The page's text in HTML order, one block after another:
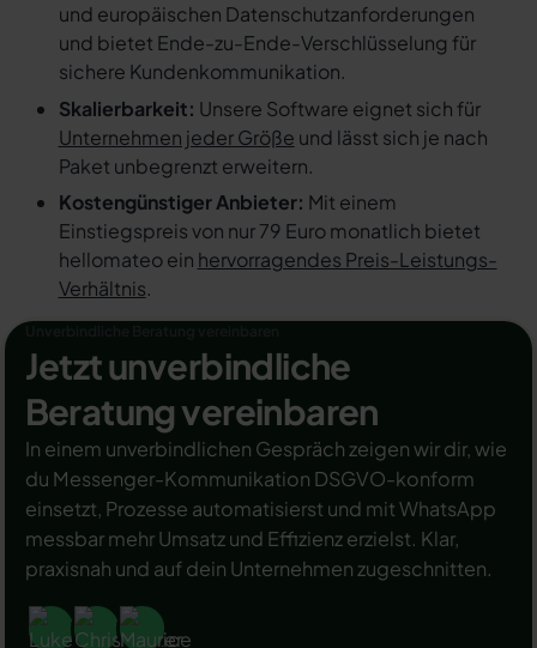
und europäischen Datenschutzanforderungen
und bietet Ende-zu-Ende-Verschlüsselung für
sichere Kundenkommunikation.
Skalierbarkeit: Unsere Software eignet sich für
Unternehmen jeder Größe und lässt sich je nach
Paket unbegrenzt erweitern.
Kostengünstiger Anbieter: Mit einem
Einstiegspreis von nur 79 Euro monatlich bietet
hellomateo ein hervorragendes Preis-Leistungs-
Verhältnis.
Jetzt unverbindliche
Beratung vereinbaren
In einem unverbindlichen Gespräch zeigen wir dir, wie
du Messenger-Kommunikation DSGVO-konform
einsetzt, Prozesse automatisierst und mit WhatsApp
messbar mehr Umsatz und Effizienz erzielst. Klar,
praxisnah und auf dein Unternehmen zugeschnitten.